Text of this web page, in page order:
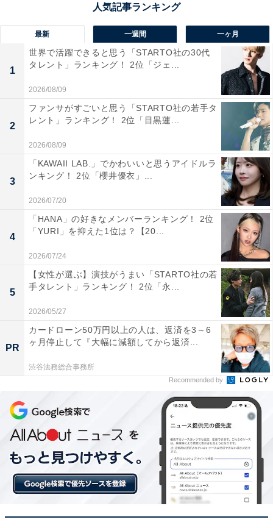
1位：『ポケットモンスター 赤・緑』（ゲームボ
ーイ）／88票
1位は「赤・緑」。初代作品ならではの新鮮さが当時の
プレーヤーを強く惹きつけました。151匹のポケモン全
てを図鑑に登録する達成感や、通信交換による進化の発
見は大きな驚きで、繰り返しのプレイを促しました。対
戦環境もシンプルながら奥深く、パーティー編成を工夫
しながら友達同士で競い合った記憶が鮮明に残っている
世代も多いはずです。ポケモンの礎を築いた作品とし
て、やり込みランキングの頂点にふさわしい結果となり
ました。
回答者からは「好きなポケモンを見つけるために、草む
ら等歩き回りました。ポケモンのレベルを上げるのに必
死でした」（30代女性／三重県）、「バグがいっぱいあ
ったし、通信でしか入らないポケモンもいた。周りでや
っていない友達がいないくらいはやっていた」（30代男
性／新潟県）、「兄弟で色違いを買い、兄の言うポケモ
ンを差し出すという、兄弟あるあるも経験しつつ、全部
集めたいと思い遊んでいました。小学生で、タイプや弱
点等の理解がなく、ゴリ押しでジム攻略していました」
（30代女性／埼玉県）、「友達みんなでレベルあげ、ポ
ケモン探し夢中になってやってた」（30代女性／群馬
県）といった声が集まりました。
最新 一週間 一ヶ月
1
世界で活躍できると思う「STARTO社の30代
タレント」ランキング！ 2位「ジェ...
2026/08/09
2
ファンサがすごいと思う「STARTO社の若手タ
レント」ランキング！ 2位「目黒蓮...
2026/08/09
3
「KAWAII LAB.」でかわいいと思うアイドルラ
ンキング！ 2位「櫻井優衣」...
2026/07/20
4
「HANA」の好きなメンバーランキング！ 2位
「YURI」を抑えた1位は？【20...
2026/07/24
5
【女性が選ぶ】演技がうまい「STARTO社の若
手タレント」ランキング！ 2位「永...
2026/05/27
PR
カードローン50万円以上の人は、返済を3～6
ヶ月停止して『大幅に減額してから返済...
渋谷法務総合事務所
Recommended by